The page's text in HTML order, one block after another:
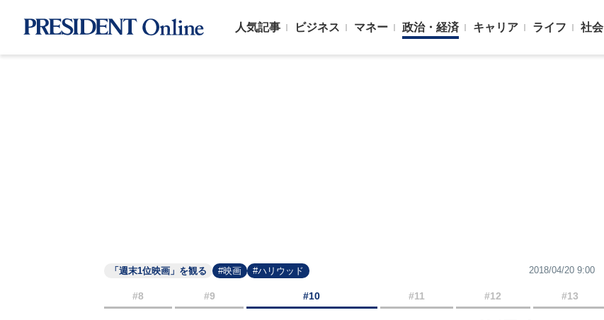
人気記事 ビジネス マネー 政治・経済 キャリア ライフ 社会
「週末1位映画」を観る #映画 #ハリウッド 2018/04/20 9:00
#8 #9 #10 #11 #12 #13